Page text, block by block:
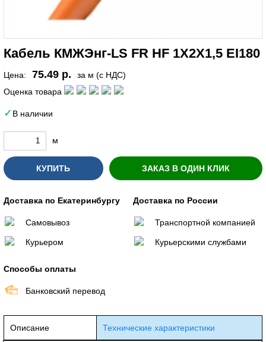
Кабель КМЖЭнг-LS FR HF 1Х2Х1,5 EI180
Цена: 75.49 р.
за м (с НДС)
Оценка товара
В наличии
м
КУПИТЬ ЗАКАЗ В ОДИН КЛИК
Доставка по Екатеринбургу
Самовывоз
Курьером
Доставка по России
Транспортной компанией
Курьерскими службами
Способы оплаты
Банковский перевод
Описание Технические характеристики